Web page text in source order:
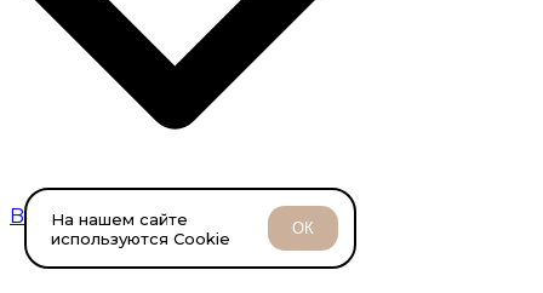
BreitlingНа нашем сайте
используются Cookie
ОК